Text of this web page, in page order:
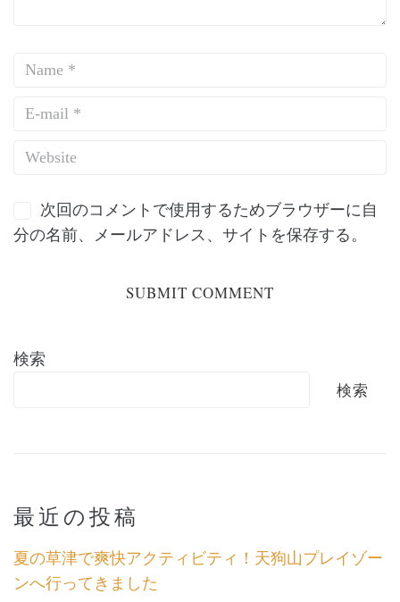
次回のコメントで使用するためブラウザーに自
分の名前、メールアドレス、サイトを保存する。
検索
検索
最近の投稿
夏の草津で爽快アクティビティ！天狗山プレイゾー
ンへ行ってきました